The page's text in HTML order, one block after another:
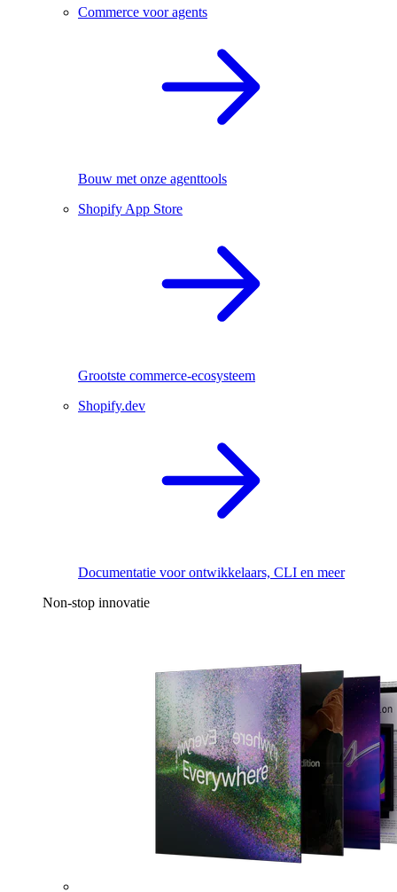
Commerce voor agents
Bouw met onze agenttools
Shopify App Store
Grootste commerce-ecosysteem
Shopify.dev
Documentatie voor ontwikkelaars, CLI en meer
Non-stop innovatie